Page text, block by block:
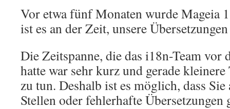
Vor etwa fünf Monaten wurde Mageia
ist es an der Zeit, unsere
Die Zeitspanne, die das i18n-Team vor
hatte war sehr kurz und gerade
zu tun. Deshalb ist es möglich, dass
Stellen oder fehlerhafte Übersetzungen